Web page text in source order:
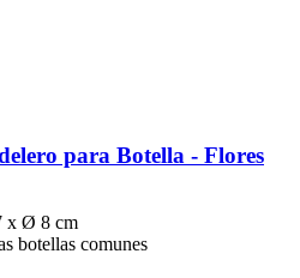
para Botella -​ Flores
x Ø 8 cm
botellas comunes